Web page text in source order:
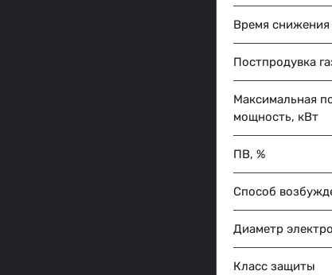
Время снижения
Постпродувка
Максимальная
мощность, кВт
ПВ, %
Способ
Диаметр
Класс защиты